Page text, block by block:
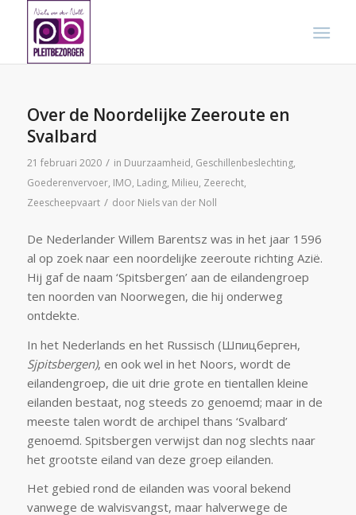
Over de Noordelijke Zeeroute en
Svalbard
21 februari 2020 / in Duurzaamheid, Geschillenbeslechting,
Goederenvervoer, IMO, Lading, Milieu, Zeerecht,
Zeescheepvaart / door Niels van der Noll
De Nederlander Willem Barentsz was in het jaar 1596
al op zoek naar een noordelijke zeeroute richting Azië.
Hij gaf de naam ‘Spitsbergen’ aan de eilandengroep
ten noorden van Noorwegen, die hij onderweg
ontdekte.
In het Nederlands en het Russisch (Шпицберген,
Sjpitsbergen), en ook wel in het Noors, wordt de
eilandengroep, die uit drie grote en tientallen kleine
eilanden bestaat, nog steeds zo genoemd; maar in de
meeste talen wordt de archipel thans ‘Svalbard’
genoemd. Spitsbergen verwijst dan nog slechts naar
het grootste eiland van deze groep eilanden.
Het gebied rond de eilanden was vooral bekend
vanwege de walvisvangst, maar halverwege de